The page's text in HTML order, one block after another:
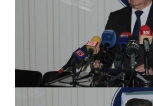
ДОДАТАК ЗА
ВОЈСКЕ РЕПУБЛИКЕ СРПСКЕ У
СОЦИЈАЛНЕ ПОТРЕБЕ
Обрасци захтјева за
гориво доступни од 13. марта
новембра
Захтјев за издавање